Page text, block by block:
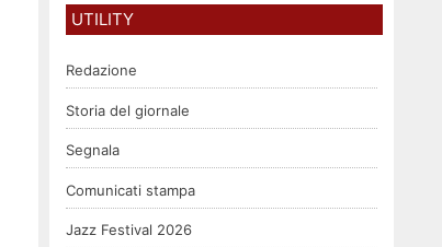
UTILITY
Redazione
Storia del giornale
Segnala
Comunicati stampa
Jazz Festival 2026